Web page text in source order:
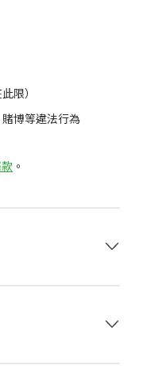
限）
博等違法行為
。
付、AFTEE先
，再自行進入